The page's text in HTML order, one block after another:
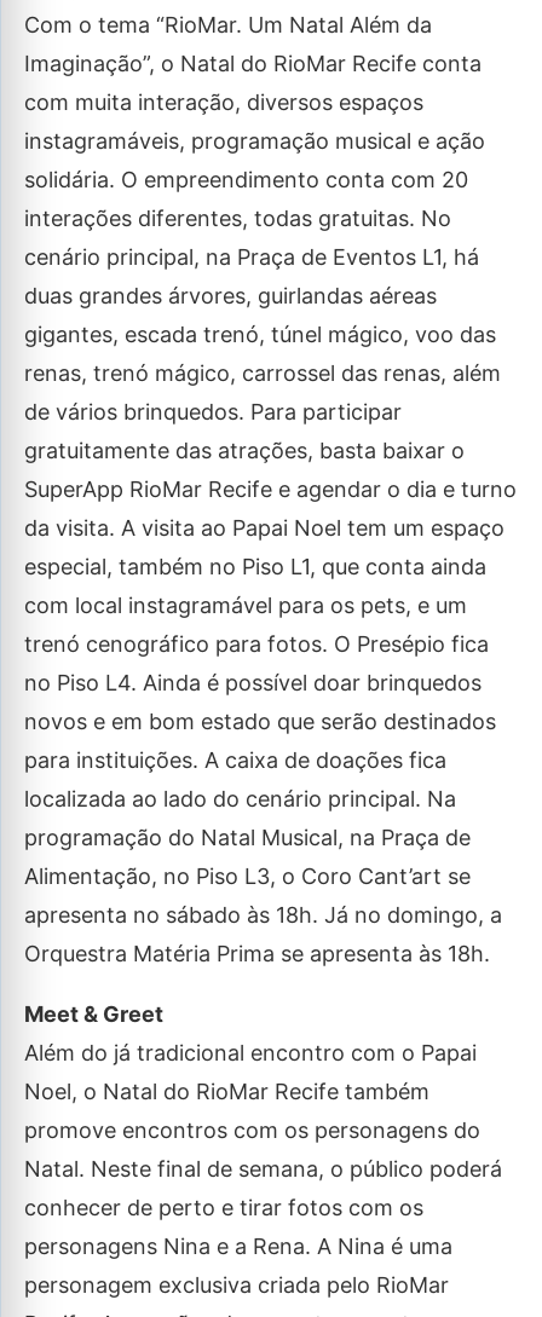
Com o tema “RioMar. Um Natal Além da
Imaginação”, o Natal do RioMar Recife conta
com muita interação, diversos espaços
instagramáveis, programação musical e ação
solidária. O empreendimento conta com 20
interações diferentes, todas gratuitas. No
cenário principal, na Praça de Eventos L1, há
duas grandes árvores, guirlandas aéreas
gigantes, escada trenó, túnel mágico, voo das
renas, trenó mágico, carrossel das renas, além
de vários brinquedos. Para participar
gratuitamente das atrações, basta baixar o
SuperApp RioMar Recife e agendar o dia e turno
da visita. A visita ao Papai Noel tem um espaço
especial, também no Piso L1, que conta ainda
com local instagramável para os pets, e um
trenó cenográfico para fotos. O Presépio fica
no Piso L4. Ainda é possível doar brinquedos
novos e em bom estado que serão destinados
para instituições. A caixa de doações fica
localizada ao lado do cenário principal. Na
programação do Natal Musical, na Praça de
Alimentação, no Piso L3, o Coro Cant’art se
apresenta no sábado às 18h. Já no domingo, a
Orquestra Matéria Prima se apresenta às 18h.
Meet & Greet
Além do já tradicional encontro com o Papai
Noel, o Natal do RioMar Recife também
promove encontros com os personagens do
Natal. Neste final de semana, o público poderá
conhecer de perto e tirar fotos com os
personagens Nina e a Rena. A Nina é uma
personagem exclusiva criada pelo RioMar